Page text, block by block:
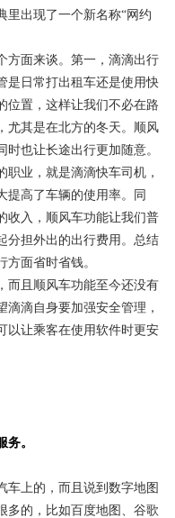
里出现了一个新名称“网约
方面来谈。第一，滴滴出行
是日常打出租车还是使用快
位置，这样让我们不必在路
尤其是在北方的冬天。顺风
也让长途出行更加随意。
业，就是滴滴快车司机，
提高了车辆的使用率。同
收入，顺风车功能让我们普
分担外出的出行费用。总结
面省时省钱。
而且顺风车功能至今还没有
滴自身要加强安全管理，
以让乘客在使用软件时更安
。
车上的，而且说到数字地图
多的，比如百度地图、谷歌